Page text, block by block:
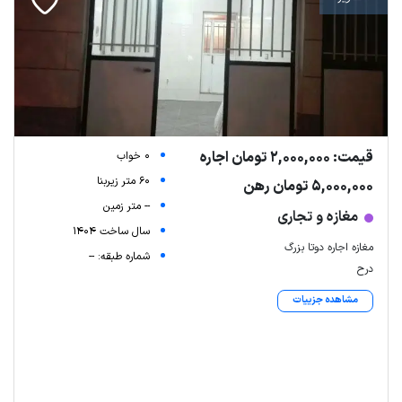
قیمت: 2,000,000 تومان اجاره
5,000,000 تومان رهن
مغازه و تجاری
مغازه اجاره دوتا بزرگ
درح
مشاهده جزییات
0 خواب
60 متر زیربنا
-- متر زمین
سال ساخت 1404
شماره طبقه: --